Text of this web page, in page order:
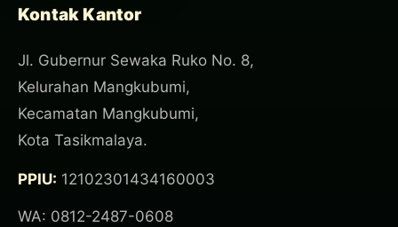
Kontak Kantor
Jl. Gubernur Sewaka Ruko No. 8,
Kelurahan Mangkubumi,
Kecamatan Mangkubumi,
Kota Tasikmalaya.
PPIU: 12102301434160003
WA: 0812-2487-0608